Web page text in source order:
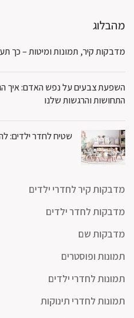
מהבלוג
מדבקות קיר, תמונות ומיטות – כך
השפעת צבעים על נפש האדם: איך
התחושות והרגשות שלנו
שטיח לחדר ילדים:
מדבקות קיר לחדרי ילדים
מדבקות לחדר ילדים
מדבקות שם
תמונות ופוסטרים
תמונות לחדרי ילדים
תמונות לחדרי תינוקות